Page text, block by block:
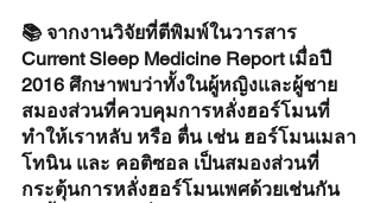
📚 จากงานวิจัยที่ตีพิมพ์ในวารสาร
Current Sleep Medicine Report เมื่อปี
2016 ศึกษาพบว่าทั้งในผู้หญิงและผู้ชาย
สมองส่วนที่ควบคุมการหลั่งฮอร์โมนที่
ทำให้เราหลับ หรือ ตื่น เช่น ฮอร์โมนเมลา
โทนิน และ คอติซอล เป็นสมองส่วนที่
กระตุ้นการหลั่งฮอร์โมนเพศด้วยเช่นกัน